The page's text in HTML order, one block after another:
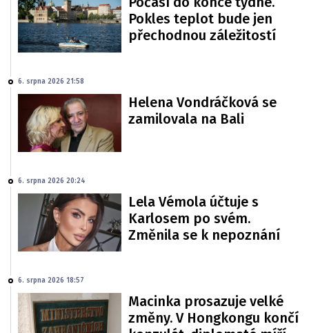
Pokles teplot bude jen
přechodnou záležitostí
6. srpna 2026 21:58
Helena Vondráčková se
zamilovala na Bali
6. srpna 2026 20:24
Lela Vémola účtuje s
Karlosem po svém.
Změnila se k nepoznání
6. srpna 2026 18:57
Macinka prosazuje velké
změny. V Hongkongu končí